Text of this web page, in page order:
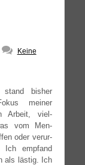
Keine
stand bis­her
mei­ner
Arbeit, viel­
vom Men­
oder ver­ur­
Ich emp­fand
als läs­tig. Ich